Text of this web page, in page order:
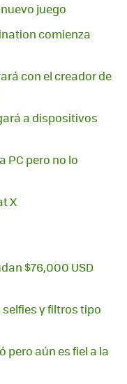
juego
comienza
con el creador de
a dispositivos
PC pero no lo
X
$76,000 USD
y filtros tipo
pero aún es fiel a la